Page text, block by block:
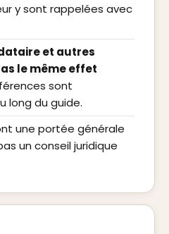
y sont rappelées avec
et autres
le même effet
sont
long du guide.
une portée générale
un conseil juridique